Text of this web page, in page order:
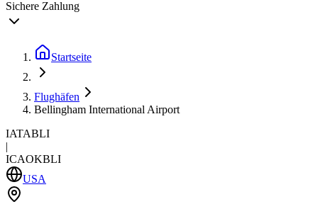
Sichere Zahlung
Startseite
Flughäfen
Bellingham International Airport
IATABLI
|
ICAOKBLI
USA